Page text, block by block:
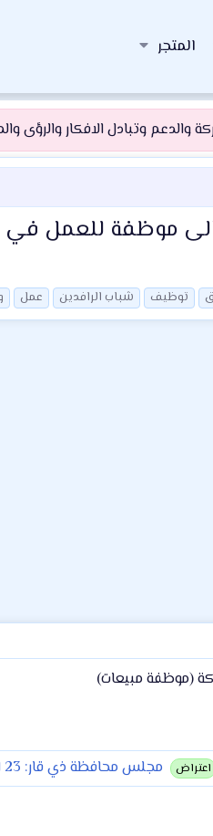
المتجر
وتبادل الافكار والرؤى
الى موظفة للعمل
توظيف شباب الرافدين عمل
(موظفة مبيعات)
اعتراض مجلس محافظة ذي قار: 23 الف معترض على تعيينات تربية ذي قار